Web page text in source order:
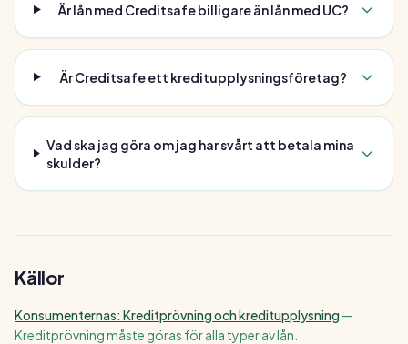
Är lån med Creditsafe billigare än lån med UC?
Är Creditsafe ett kreditupplysningsföretag?
Vad ska jag göra om jag har svårt att betala mina
skulder?
Källor
Konsumenternas: Kreditprövning och kreditupplysning —
Kreditprövning måste göras för alla typer av lån.